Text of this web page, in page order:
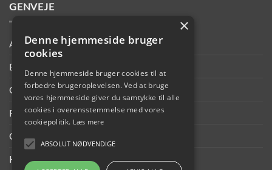
GENVEJE
Ansvarsforsikring
Beskyttelse af data
Oplysningspligt
Forretningsbetingelser
Cookie og Privatlivspolitik
Kontakt
×
Denne hjemmeside bruger
cookies
Denne hjemmeside bruger cookies til at
forbedre brugeroplevelsen. Ved at bruge
vores hjemmeside giver du samtykke til alle
cookies i overensstemmelse med vores
cookiepolitik. Læs mere
ABSOLUT NØDVENDIGE